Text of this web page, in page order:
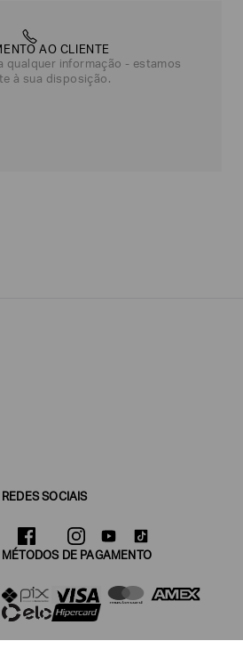
AO CLIENTE
qualquer informação - estamos
à sua disposição.
REDES SOCIAIS
MÉTODOS DE PAGAMENTO